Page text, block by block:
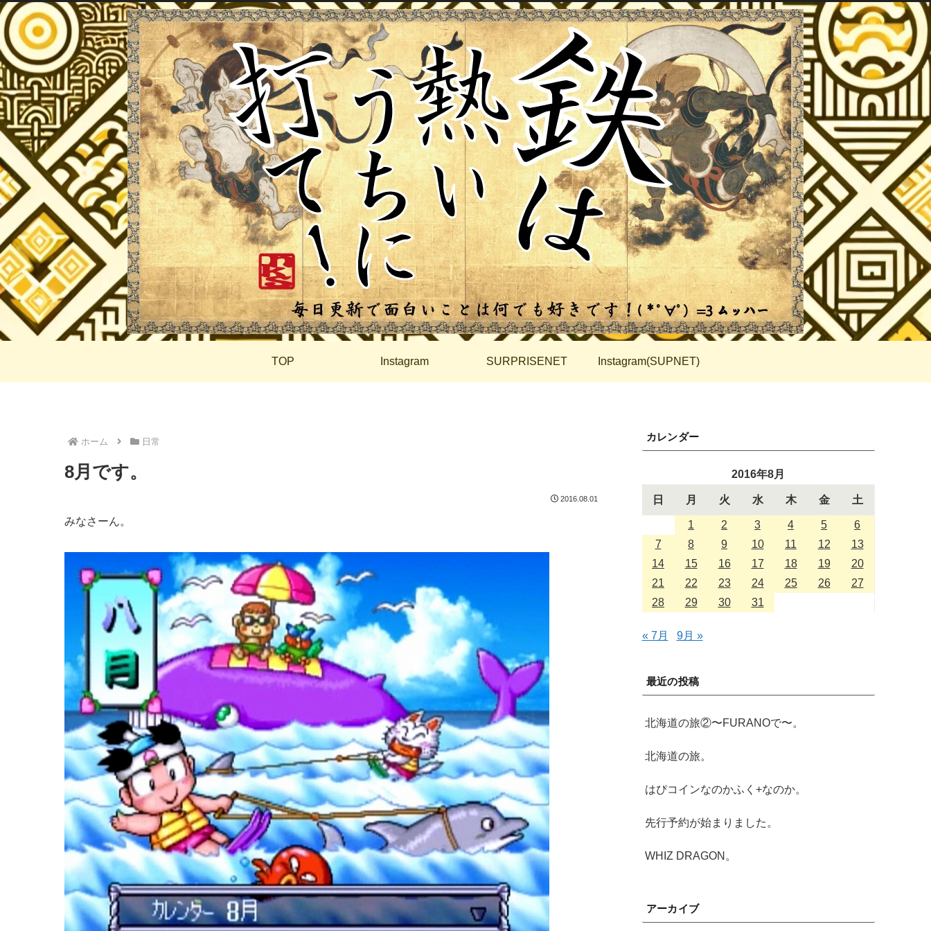
TOP Instagram SURPRISENET Instagram(SUPNET)
ホーム 日常
8月です。
2016.08.01
みなさーん。
カレンダー
2016年8月
日 月 火 水 木 金 土
1 2 3 4 5
6
7
8 9 10 11 12
13
14
15 16 17 18 19
20
21
22 23 24 25 26
27
28
29 30 31
« 7月 9月 »
最近の投稿
北海道の旅②〜FURANOで〜。
北海道の旅。
はぴコインなのかふく+なのか。
先行予約が始まりました。
WHIZ DRAGON。
アーカイブ